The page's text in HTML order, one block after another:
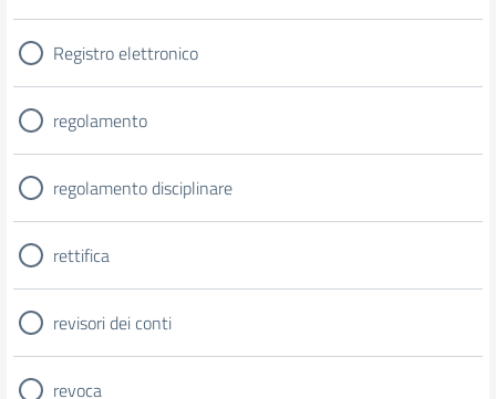
Registro elettronico
regolamento
regolamento disciplinare
rettifica
revisori dei conti
revoca